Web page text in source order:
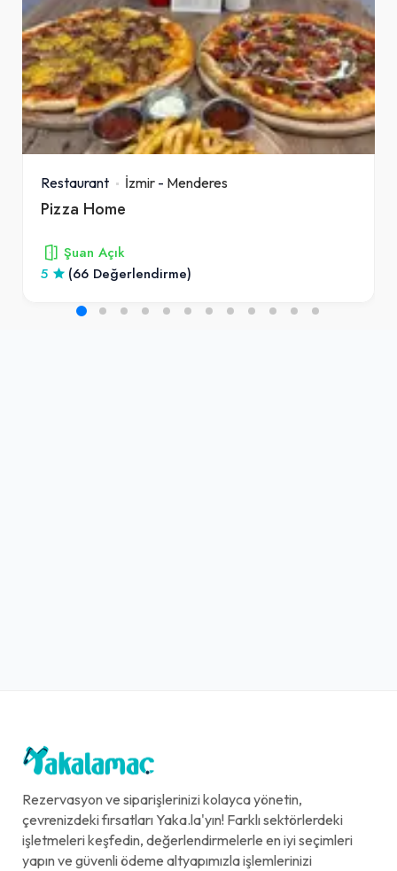
Restaurant İzmir - Menderes
Pizza Home
Şuan Açık
5
(66 Değerlendirme)
Rezervasyon ve siparişlerinizi kolayca yönetin,
çevrenizdeki fırsatları Yaka.la'yın! Farklı sektörlerdeki
işletmeleri keşfedin, değerlendirmelerle en iyi seçimleri
yapın ve güvenli ödeme altyapımızla işlemlerinizi